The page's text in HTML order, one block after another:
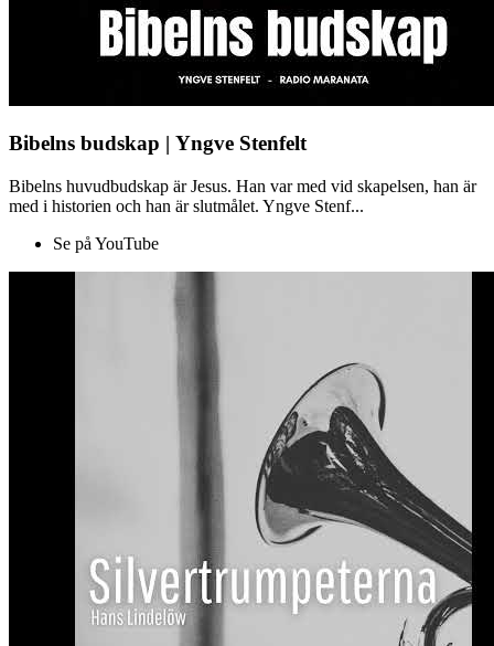
Bibelns budskap | Yngve Stenfelt
Bibelns huvudbudskap är Jesus. Han var med vid skapelsen, han är
med i historien och han är slutmålet. Yngve Stenf...
Se på YouTube